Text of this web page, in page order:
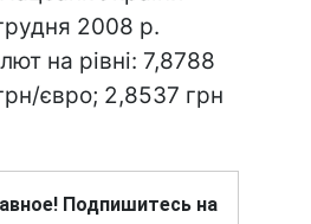
2008 р.
на рівні: 7,8788
євро; 2,8537 грн
Подпишитесь на